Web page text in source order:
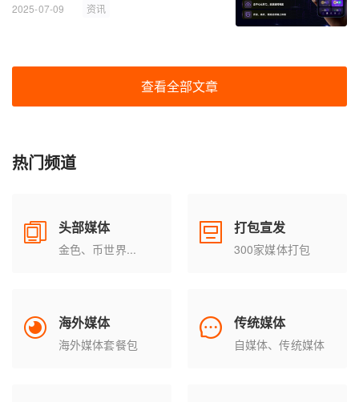
2025-07-09 资讯
查看全部文章
热门频道
头部媒体
金色、币世界...
打包宣发
300家媒体打包
海外媒体
海外媒体套餐包
传统媒体
自媒体、传统媒体